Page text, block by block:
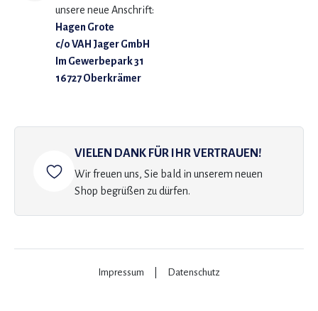
unsere neue Anschrift:
Hagen Grote
c/o VAH Jager GmbH
Im Gewerbepark 31
16727 Oberkrämer
VIELEN DANK FÜR IHR VERTRAUEN!
Wir freuen uns, Sie bald in unserem neuen
Shop begrüßen zu dürfen.
Impressum Datenschutz